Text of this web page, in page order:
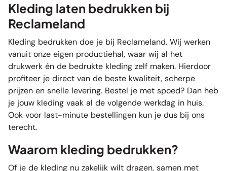
Kleding laten bedrukken bij
Reclameland
Kleding bedrukken doe je bij Reclameland. Wij werken
vanuit onze eigen productiehal, waar wij al het
drukwerk én de bedrukte kleding zelf maken. Hierdoor
profiteer je direct van de beste kwaliteit, scherpe
prijzen en snelle levering. Bestel je met spoed? Dan heb
je jouw kleding vaak al de volgende werkdag in huis.
Ook voor last-minute bestellingen kun je dus bij ons
terecht.
Waarom kleding bedrukken?
Of je de kleding nu zakelijk wilt dragen, samen met